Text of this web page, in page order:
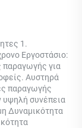
1.
Εργοστάσιο:
παραγωγής για
Αυστηρά
παραγωγής
υψηλή συνέπεια
Δυναμικότητα